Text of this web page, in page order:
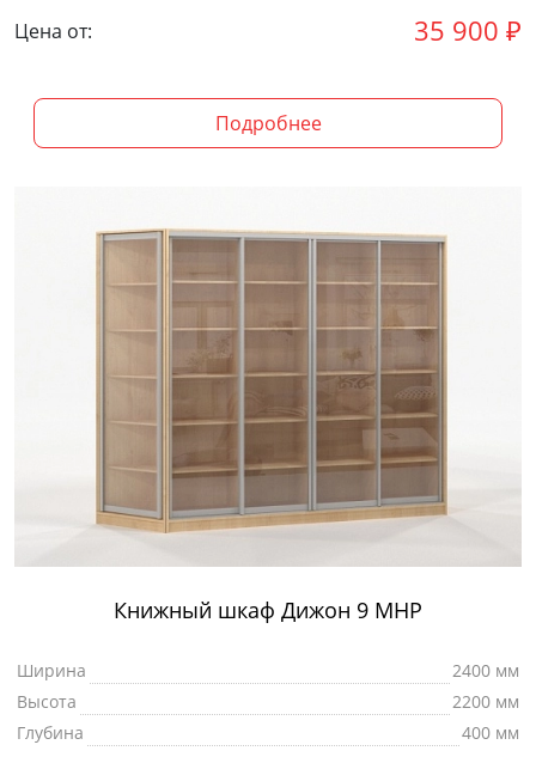
Цена от: 35 900 ₽
Подробнее
Книжный шкаф Дижон 9 МНР
Ширина
2400 мм
Высота
2200 мм
Глубина
400 мм